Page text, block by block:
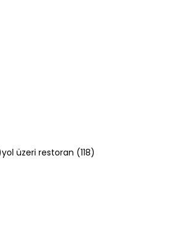
119 yazı
yol üzeri restoran (118)